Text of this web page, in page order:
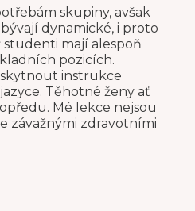
skupiny, avšak
dynamické, i proto
studenti mají alespoň
pozicích.
instrukce
Těhotné ženy ať
Mé lekce nejsou
závažnými zdravotními